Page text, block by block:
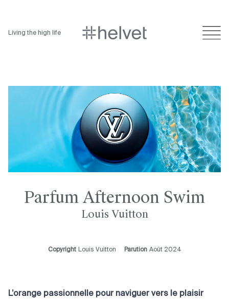
Living the high life
Parfum Afternoon Swim
Louis Vuitton
Copyright Louis Vuitton Parution Août 2024
L’orange passionnelle pour naviguer vers le plaisir